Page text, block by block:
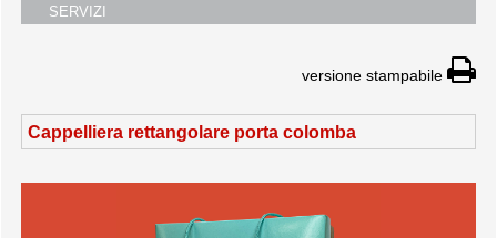
SERVIZI
versione stampabile
Cappelliera rettangolare porta colomba